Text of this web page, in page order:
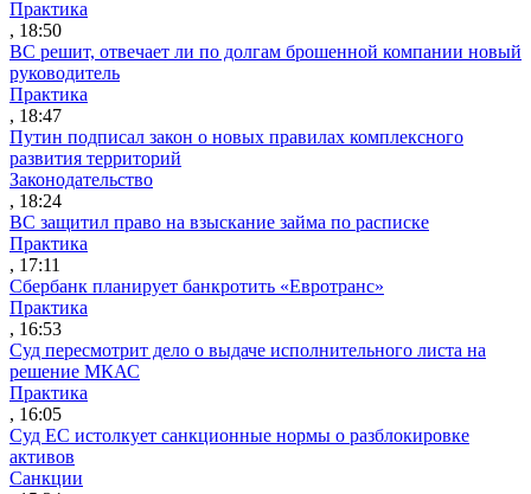
Практика
, 18:50
ВС решит, отвечает ли по долгам брошенной компании новый
руководитель
Практика
, 18:47
Путин подписал закон о новых правилах комплексного
развития территорий
Законодательство
, 18:24
ВС защитил право на взыскание займа по расписке
Практика
, 17:11
Сбербанк планирует банкротить «Евротранс»
Практика
, 16:53
Суд пересмотрит дело о выдаче исполнительного листа на
решение МКАС
Практика
, 16:05
Суд ЕС истолкует санкционные нормы о разблокировке
активов
Санкции